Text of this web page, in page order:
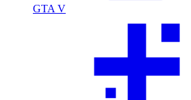
GTA V